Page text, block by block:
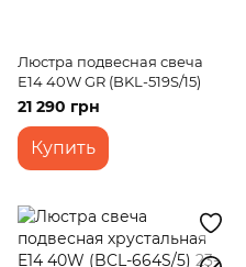
Люстра подвесная свеча
E14 40W GR (BKL-519S/15)
21 290 грн
Купить